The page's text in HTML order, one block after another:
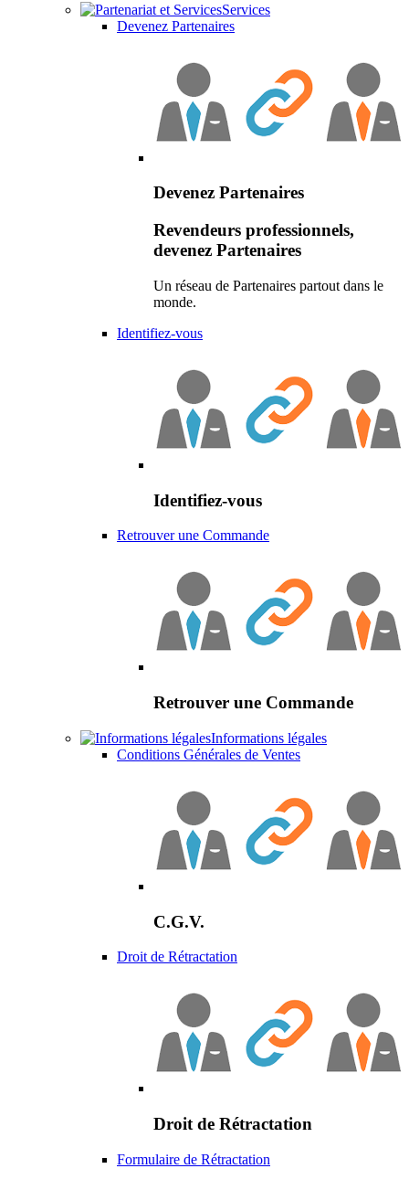
Services
Devenez Partenaires
Devenez Partenaires
Revendeurs professionnels,
devenez Partenaires
Un réseau de Partenaires partout dans le
monde.
Identifiez-vous
Identifiez-vous
Retrouver une Commande
Retrouver une Commande
Informations légales
Conditions Générales de Ventes
C.G.V.
Droit de Rétractation
Droit de Rétractation
Formulaire de Rétractation